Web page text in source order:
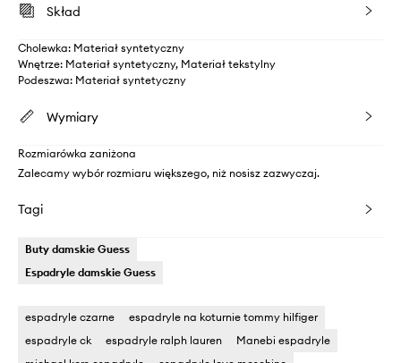
Skład
Cholewka: Materiał syntetyczny
Wnętrze: Materiał syntetyczny, Materiał tekstylny
Podeszwa: Materiał syntetyczny
Wymiary
Rozmiarówka zaniżona
Zalecamy wybór rozmiaru większego, niż nosisz zazwyczaj.
Tagi
Buty damskie Guess
Espadryle damskie Guess
espadryle czarne
espadryle na koturnie tommy hilfiger
espadryle ck
espadryle ralph lauren
Manebi espadryle